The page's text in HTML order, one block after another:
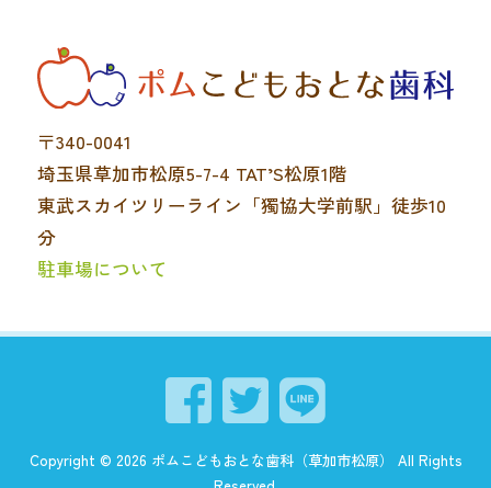
〒340-0041
埼玉県草加市松原5-7-4 TAT’S松原1階
東武スカイツリーライン「獨協大学前駅」徒歩10
分
駐車場について
Copyright © 2026 ポムこどもおとな歯科（草加市松原）
All Rights